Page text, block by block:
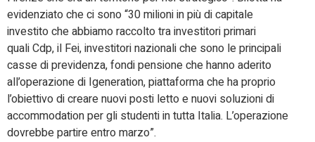
evidenziato che ci sono “30 milioni in più di capitale
investito che abbiamo raccolto tra investitori primari
quali Cdp, il Fei, investitori nazionali che sono le principali
casse di previdenza, fondi pensione che hanno aderito
all’operazione di Igeneration, piattaforma che ha proprio
l’obiettivo di creare nuovi posti letto e nuovi soluzioni di
accommodation per gli studenti in tutta Italia. L’operazione
dovrebbe partire entro marzo”.